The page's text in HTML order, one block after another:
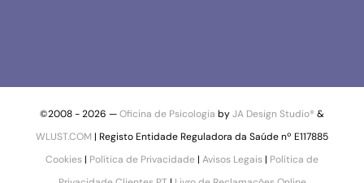
©2008 -2026 —Oficina de Psicologia byJA Design Studio®&
WLUST.COM | Registo Entidade Reguladora da Saúde nº E117885
Cookies| Política de Privacidade| Avisos Legais| Política de